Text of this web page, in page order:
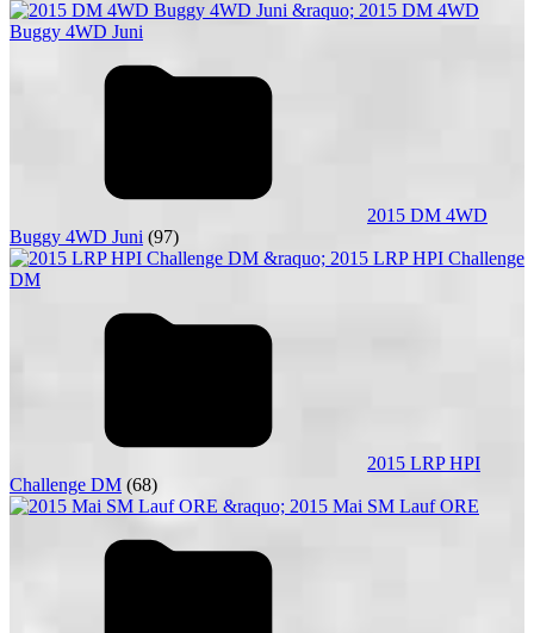
2015 DM 4WD
Buggy 4WD Juni (97)
2015 LRP HPI
Challenge DM (68)